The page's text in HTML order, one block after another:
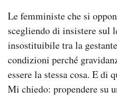
Le femministe che si
scegliendo di insistere sul
insostituibile tra la
condizioni perché
essere la stessa cosa. E di
Mi chiedo: propendere su